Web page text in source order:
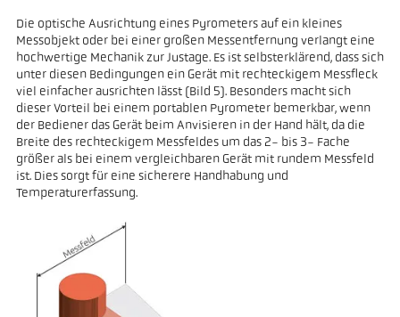
Die optische Ausrichtung eines Pyrometers auf ein kleines
Messobjekt oder bei einer großen Messentfernung verlangt eine
hochwertige Mechanik zur Justage. Es ist selbsterklärend, dass sich
unter diesen Bedingungen ein Gerät mit rechteckigem Messfleck
viel einfacher ausrichten lässt (Bild 5). Besonders macht sich
dieser Vorteil bei einem portablen Pyrometer bemerkbar, wenn
der Bediener das Gerät beim Anvisieren in der Hand hält, da die
Breite des rechteckigem Messfeldes um das 2- bis 3- Fache
größer als bei einem vergleichbaren Gerät mit rundem Messfeld
ist. Dies sorgt für eine sicherere Handhabung und
Temperaturerfassung.